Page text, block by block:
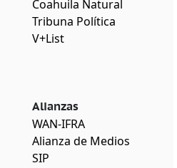
Coahuila Natural
Tribuna Política
V+List
Alianzas
WAN-IFRA
Alianza de Medios
SIP